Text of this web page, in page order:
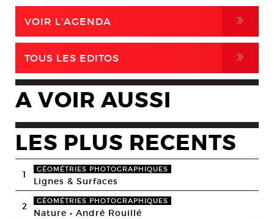
VOIR L'AGENDA ,
TOUS LES EDITOS ,
A VOIR AUSSI
LES PLUS RECENTS
1 GÉOMÉTRIES PHOTOGRAPHIQUES
Lignes & Surfaces
2 GÉOMÉTRIES PHOTOGRAPHIQUES
Nature • André Rouillé